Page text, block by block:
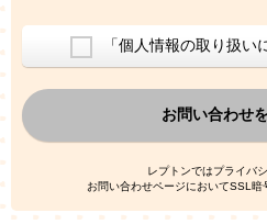
ご利用者の個人情報を、本人が
換した上で、広告・宣伝・販
上記の利用目的のために第三者
なお、この利用目的を超えた個人
た、これ以外の目的で個人情報を
人情報を、本人が特定されないデ
者広告配信事業者においてマッチ
て広告を配信することがあります
「個人情報の取り扱
お問い合わせ
レプトンではプライバ
お問い合わせページにおいてSSL暗